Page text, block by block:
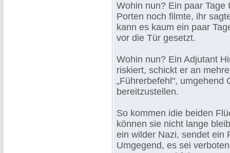
Wohin nun? Ein paar
Porten noch filmte, ihr
kann es kaum ein paar
vor die Tür gesetzt.
Wohin nun? Ein Adjutant
riskiert, schickt er an
„Führerbefehl", umgehend
bereitzustellen.
So kommen idie beiden
können sie nicht lange
ein wilder Nazi, sendet ein
Umgegend, es sei